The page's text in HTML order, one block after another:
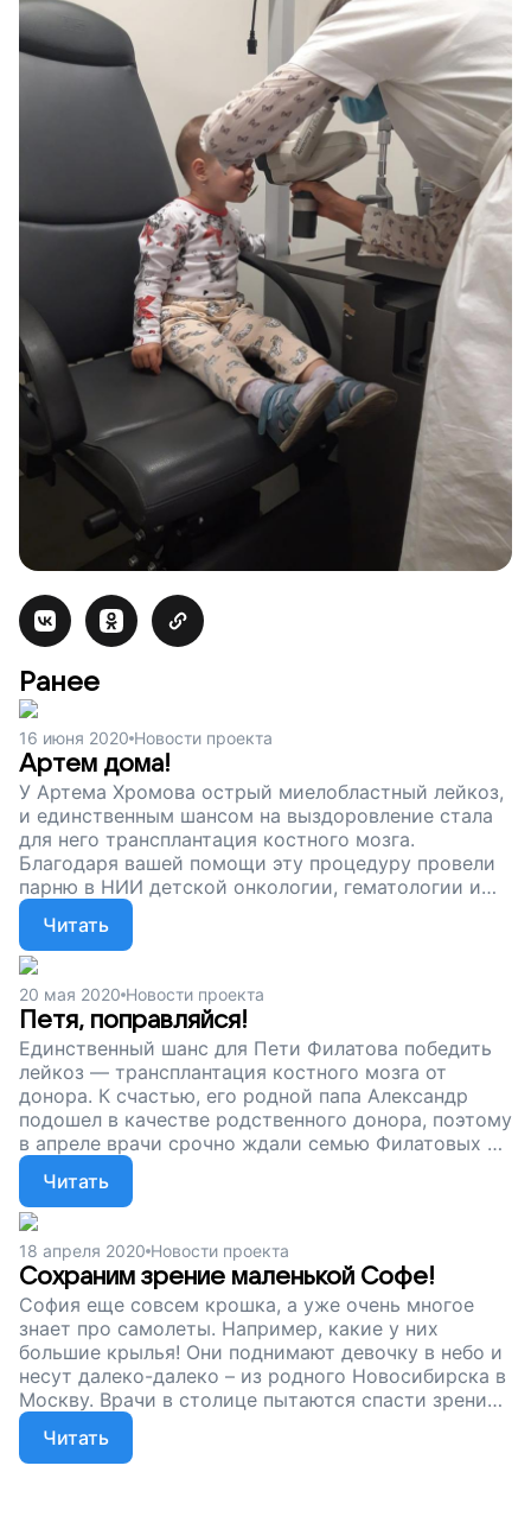
Ранее
16 июня 2020 Новости проекта
Артем дома!
У Артема Хромова острый миелобластный лейкоз,
и единственным шансом на выздоровление стала
для него трансплантация костного мозга.
Благодаря вашей помощи эту процедуру провели
парню в НИИ детской онкологии, гематологии и
трансплантологии им. Р.М.Горбачевой в Санкт-
Петербурге.
Читать
20 мая 2020 Новости проекта
Петя, поправляйся!
Единственный шанс для Пети Филатова победить
лейкоз — трансплантация костного мозга от
донора. К счастью, его родной папа Александр
подошел в качестве родственного донора, поэтому
в апреле врачи срочно ждали семью Филатовых в
Санкт-Петербурге...
Читать
18 апреля 2020 Новости проекта
Сохраним зрение маленькой Софе!
София еще совсем крошка, а уже очень многое
знает про самолеты. Например, какие у них
большие крылья! Они поднимают девочку в небо и
несут далеко-далеко – из родного Новосибирска в
Москву. Врачи в столице пытаются спасти зрение
девочке.
Читать